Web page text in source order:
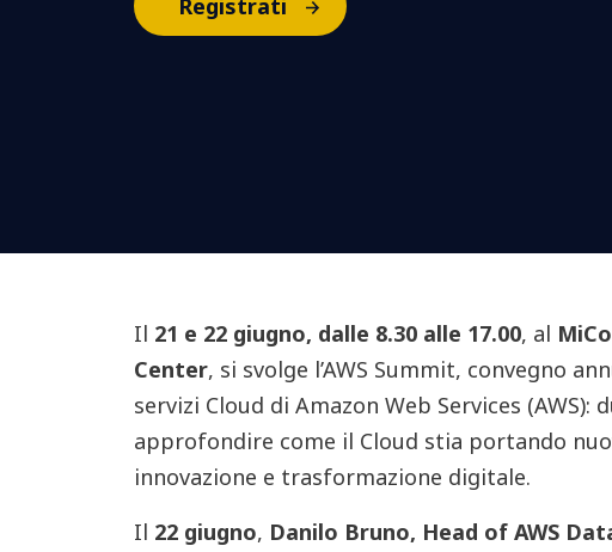
Registrati
Il 21 e 22 giugno, dalle 8.30 alle 17.00, al
Center, si svolge l’AWS Summit, convegno
servizi Cloud di Amazon Web Services (AWS):
approfondire come il Cloud stia portando
innovazione e trasformazione digitale.
Il 22 giugno, Danilo Bruno, Head of AWS